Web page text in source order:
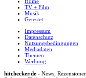
TV + Film
Musik
Getestet
Impressum
Datenschutz
Nutzungsbedingungen
Mediadaten
Themen
Werbung
hitchecker.de - News,